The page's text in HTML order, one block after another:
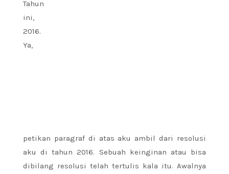
Tahun
ini,
2016.
Ya,
petikan paragraf di atas aku ambil dari resolusi
aku di tahun 2016. Sebuah keinginan atau bisa
dibilang resolusi telah tertulis kala itu. Awalnya